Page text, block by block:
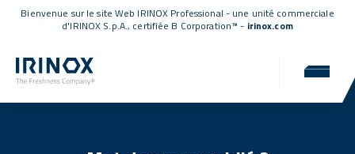
Bienvenue sur le site Web IRINOX Professional - une unité commerciale
d'IRINOX S.p.A., certifiée B Corporation™ - irinox.com